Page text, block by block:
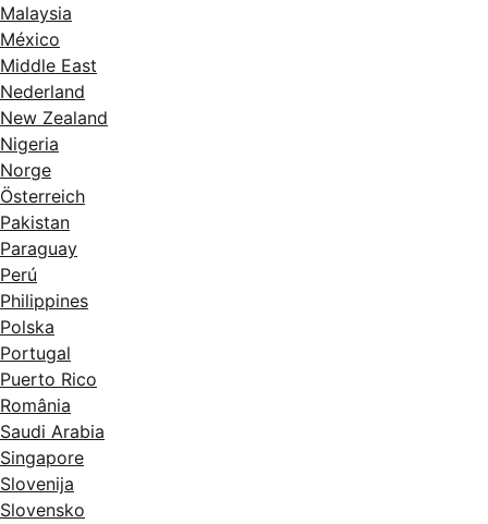
Malaysia
México
Middle East
Nederland
New Zealand
Nigeria
Norge
Österreich
Pakistan
Paraguay
Perú
Philippines
Polska
Portugal
Puerto Rico
România
Saudi Arabia
Singapore
Slovenija
Slovensko